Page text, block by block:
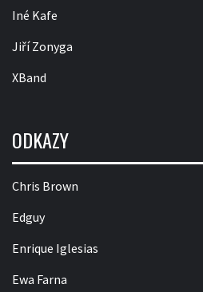
Iné Kafe
Jiří Zonyga
XBand
ODKAZY
Chris Brown
Edguy
Enrique Iglesias
Ewa Farna